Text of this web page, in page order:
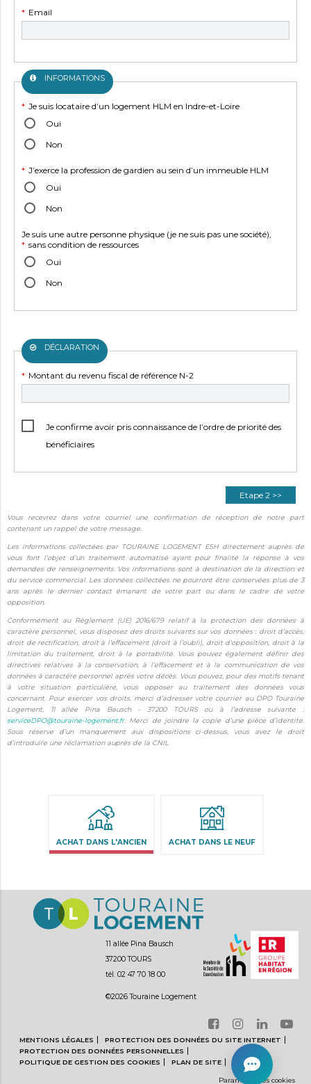
Champ
obligatoire
Email
*
INFORMATIONS
Champ
obligatoire
Je suis locataire d’un logement HLM en Indre-et-Loire
*
Oui
Non
Champ
obligatoire
J’exerce la profession de gardien au sein d’un immeuble HLM
*
Oui
Non
Champ
obligatoire
Je suis une autre personne physique (je ne suis pas une société),
sans condition de ressources
*
Oui
Non
DÉCLARATION
Champ
obligatoire
Montant du revenu fiscal de référence N-2
*
Je confirme avoir pris connaissance de l’ordre de priorité des
bénéficiaires
Etape 2 >>
Vous recevrez dans votre courriel une confirmation de réception de notre part
contenant un rappel de votre message.
Les informations collectées par TOURAINE LOGEMENT ESH directement auprès de
vous font l’objet d’un traitement automatisé ayant pour finalité la réponse à vos
demandes de renseignements. Vos informations sont à destination de la direction et
du service commercial. Les données collectées ne pourront être conservées plus de 3
ans après le dernier contact émanant de votre part ou dans le cadre de votre
opposition.
Conformément au Règlement (UE) 2016/679 relatif à la protection des données à
caractère personnel, vous disposez des droits suivants sur vos données : droit d’accès,
droit de rectification, droit à l’effacement (droit à l’oubli), droit d’opposition, droit à la
limitation du traitement, droit à la portabilité. Vous pouvez également définir des
directives relatives à la conservation, à l’effacement et à la communication de vos
données à caractère personnel après votre décès. Vous pouvez, pour des motifs tenant
à votre situation particulière, vous opposer au traitement des données vous
concernant. Pour exercer vos droits, merci d’adresser votre courrier au DPO Touraine
Logement, 11 allée Pina Bausch - 37200 TOURS ou à l’adresse suivante :
serviceDPO@touraine-logement.fr. Merci de joindre la copie d’une pièce d’identité.
Sous réserve d’un manquement aux dispositions ci-dessus, vous avez le droit
d’introduire une réclamation auprès de la CNIL
ACHAT DANS L'ANCIEN ACHAT DANS LE NEUF
11 allée Pina Bausch
37200 TOURS
tél. 02 47 70 18 00
©2026 Touraine Logement
Aller
au
contenu
Aller
au
contenu
MENTIONS LÉGALES
PROTECTION DES DONNÉES DU SITE INTERNET
PROTECTION DES DONNÉES PERSONNELLES
POLITIQUE DE GESTION DES COOKIES
PLAN DE SITE
Paramètre des cookies